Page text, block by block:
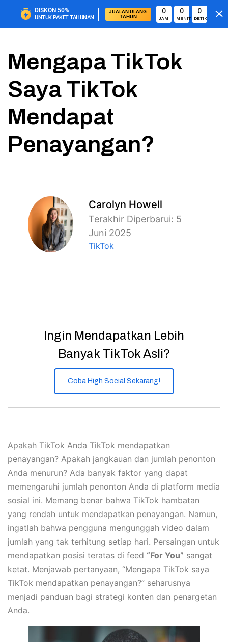
DISKON 50%
UNTUK PAKET TAHUNAN |
JUALAN ULANG
TAHUN
0
JAM
0
MENIT
0
DETIK
Mengapa TikTok
Saya TikTok
Mendapat
Penayangan?
Carolyn Howell
Terakhir Diperbarui: 5
Juni 2025
TikTok
Ingin Mendapatkan Lebih
Banyak TikTok Asli?
Coba High Social Sekarang!
Apakah TikTok Anda TikTok mendapatkan
penayangan? Apakah jangkauan dan jumlah penonton
Anda menurun? Ada banyak faktor yang dapat
memengaruhi jumlah penonton Anda di platform media
sosial ini. Memang benar bahwa TikTok hambatan
yang rendah untuk mendapatkan penayangan. Namun,
ingatlah bahwa pengguna mengunggah video dalam
jumlah yang tak terhitung setiap hari. Persaingan untuk
mendapatkan posisi teratas di feed “For You” sangat
ketat. Menjawab pertanyaan, “Mengapa TikTok saya
TikTok mendapatkan penayangan?” seharusnya
menjadi panduan bagi strategi konten dan penargetan
Anda.